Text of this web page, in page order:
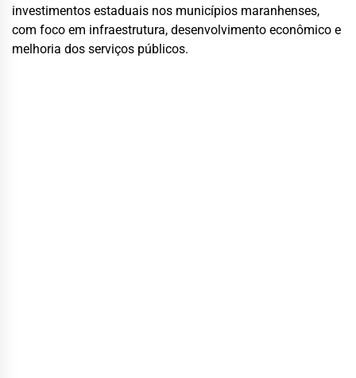
investimentos estaduais nos municípios maranhenses,
com foco em infraestrutura, desenvolvimento econômico e
melhoria dos serviços públicos.